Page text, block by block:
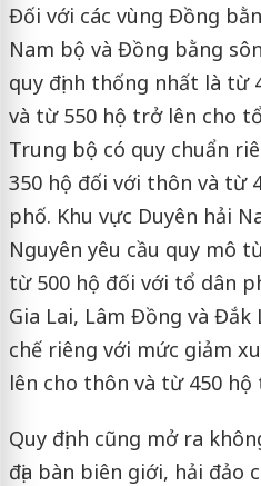
Đối với các vùng Đồng
Nam bộ và Đồng bằng
quy định thống nhất là từ
và từ 550 hộ trở lên cho
Trung bộ có quy chuẩn
350 hộ đối với thôn và từ
phố. Khu vực Duyên hải
Nguyên yêu cầu quy mô
từ 500 hộ đối với tổ dân
Gia Lai, Lâm Đồng và
chế riêng với mức giảm
lên cho thôn và từ 450
Quy định cũng mở ra
địa bàn biên giới, hải đảo